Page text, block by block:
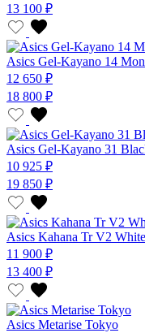
13 100 ₽
Asics Gel-Kayano 14
12 650 ₽
18 800 ₽
Asics Gel-Kayano 31
10 925 ₽
19 850 ₽
Asics Kahana Tr V2
11 900 ₽
13 400 ₽
Asics Metarise Tokyo